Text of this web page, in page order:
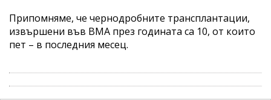
Припомняме, че чернодробните трансплантации,
извършени във ВМА през годината са 10, от които
пет – в последния месец.